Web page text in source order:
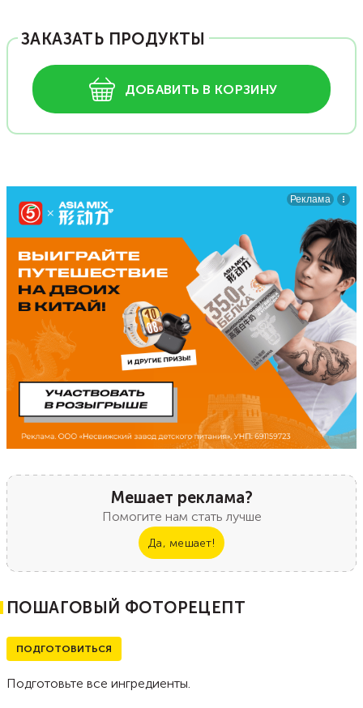
ЗАКАЗАТЬ ПРОДУКТЫ
ДОБАВИТЬ В КОРЗИНУ
Мешает реклама?
Помогите нам стать лучше
Да, мешает!
ПОШАГОВЫЙ ФОТОРЕЦЕПТ
ПОДГОТОВИТЬСЯ
Подготовьте все ингредиенты.